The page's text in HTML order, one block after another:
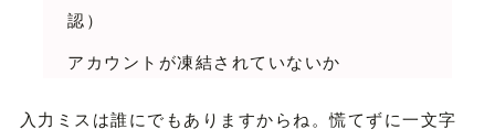
認）
アカウントが凍結されていないか
入力ミスは誰にでもありますからね。慌てずに一文字